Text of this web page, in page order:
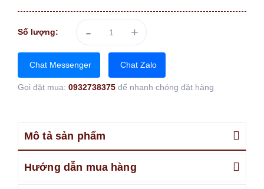
Số lượng: - +
Chat Messenger Chat Zalo
Gọi đặt mua: 0932738375 để nhanh chóng đặt hàng
Mô tả sản phẩm
Hướng dẫn mua hàng